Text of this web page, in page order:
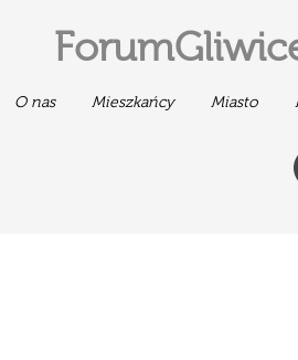
O nas Mieszkańcy Miasto